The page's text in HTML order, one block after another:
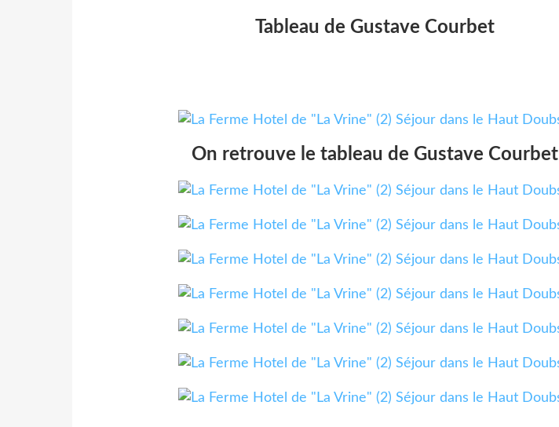
Tableau de Gustave Courbet
On retrouve le tableau de Gustave Courbet